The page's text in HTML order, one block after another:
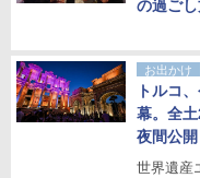
の過ご
お出かけ
トルコ
幕。全
夜間公開
世界遺産